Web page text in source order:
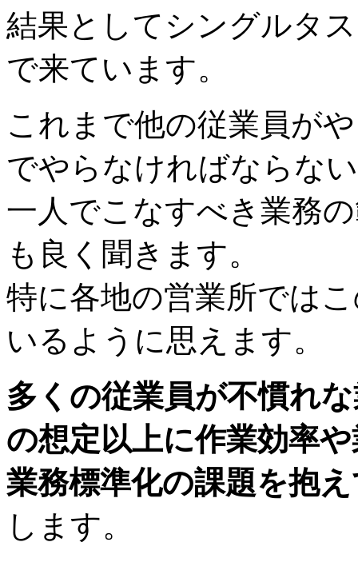
結果としてシングルタ
で来ています。
これまで他の従業員が
でやらなければならな
一人でこなすべき業務
も良く聞きます。
特に各地の営業所では
いるように思えます。
多くの従業員が不慣れ
の想定以上に作業効率
業務標準化の課題を抱
します。